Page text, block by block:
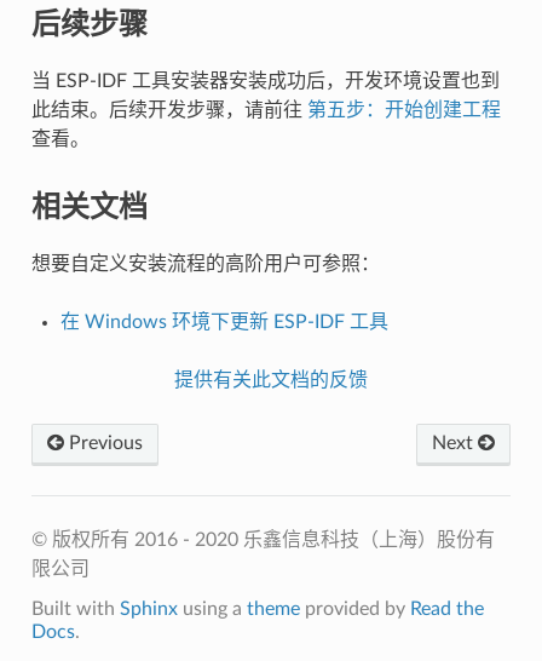
后续步骤
当 ESP-IDF 工具安装器安装成功后，开发环境设置也到
此结束。后续开发步骤，请前往 第五步：开始创建工程
查看。
相关文档
想要自定义安装流程的高阶用户可参照：
在 Windows 环境下更新 ESP-IDF 工具
提供有关此文档的反馈
Next
Previous
© 版权所有 2016 - 2020 乐鑫信息科技（上海）股份有
限公司
Built with Sphinxusing a themeprovided by Read the
Docs.